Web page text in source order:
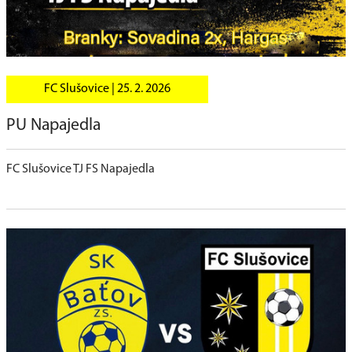
FC Slušovice | 25. 2. 2026
PU Napajedla
FC Slušovice TJ FS Napajedla